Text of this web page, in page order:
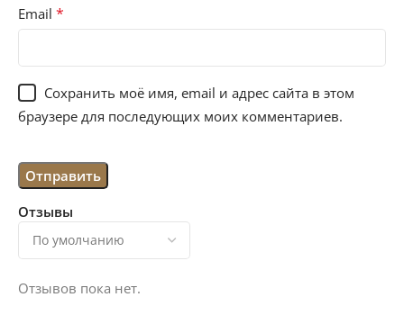
Отзывы
Отзывов пока нет.
Email *
Сохранить моё имя, email и адрес сайта в этом
браузере для последующих моих комментариев.